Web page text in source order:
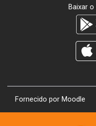
Baixar
Fornecido por Moodle